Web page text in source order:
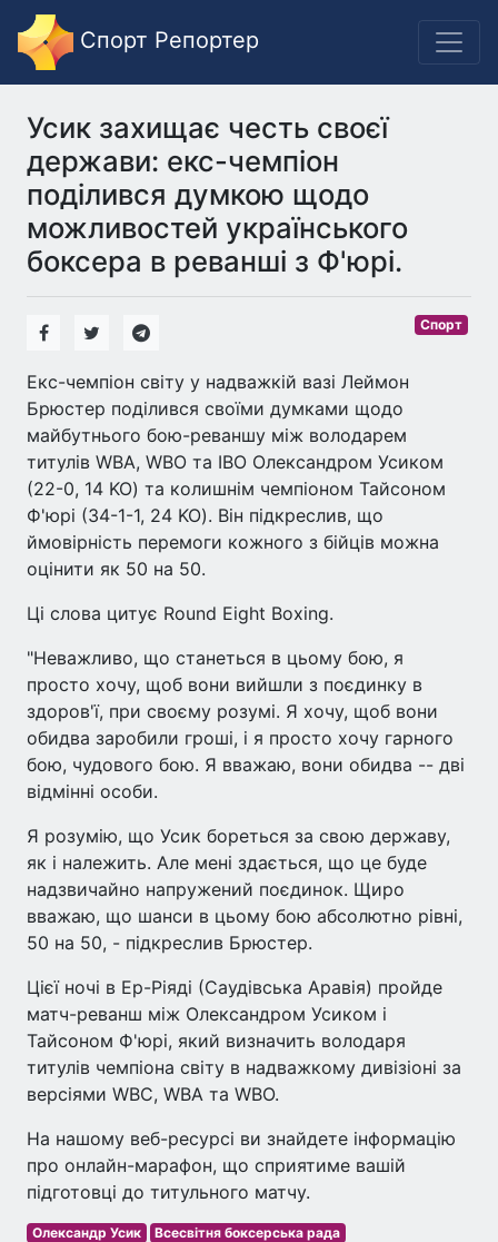
Спорт Репортер
Усик захищає честь своєї
держави: екс-чемпіон
поділився думкою щодо
можливостей українського
боксера в реванші з Ф'юрі.
Спорт
Екс-чемпіон світу у надважкій вазі Леймон
Брюстер поділився своїми думками щодо
майбутнього бою-реваншу між володарем
титулів WBA, WBO та IBO Олександром Усиком
(22-0, 14 KO) та колишнім чемпіоном Тайсоном
Ф'юрі (34-1-1, 24 KO). Він підкреслив, що
ймовірність перемоги кожного з бійців можна
оцінити як 50 на 50.
Ці слова цитує Round Eight Boxing.
"Неважливо, що станеться в цьому бою, я
просто хочу, щоб вони вийшли з поєдинку в
здоров'ї, при своєму розумі. Я хочу, щоб вони
обидва заробили гроші, і я просто хочу гарного
бою, чудового бою. Я вважаю, вони обидва -- дві
відмінні особи.
Я розумію, що Усик бореться за свою державу,
як і належить. Але мені здається, що це буде
надзвичайно напружений поєдинок. Щиро
вважаю, що шанси в цьому бою абсолютно рівні,
50 на 50, - підкреслив Брюстер.
Цієї ночі в Ер-Ріяді (Саудівська Аравія) пройде
матч-реванш між Олександром Усиком і
Тайсоном Ф'юрі, який визначить володаря
титулів чемпіона світу в надважкому дивізіоні за
версіями WBC, WBA та WBO.
На нашому веб-ресурсі ви знайдете інформацію
про онлайн-марафон, що сприятиме вашій
підготовці до титульного матчу.
Олександр Усик
Всесвітня боксерська рада